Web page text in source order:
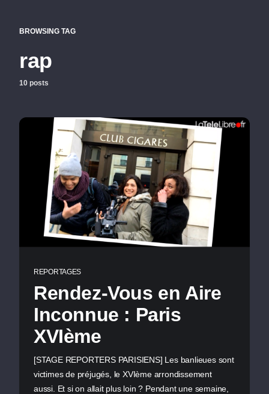
BROWSING TAG
rap
10 posts
REPORTAGES
Rendez-Vous en Aire
Inconnue : Paris
XVIème
[STAGE REPORTERS PARISIENS] Les banlieues sont
victimes de préjugés, le XVIème arrondissement
aussi. Et si on allait plus loin ? Pendant une semaine,